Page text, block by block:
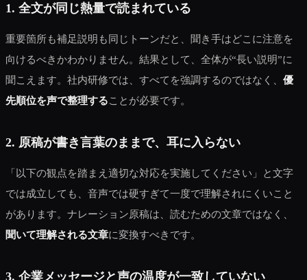
1. 全文が同じ熱量で読まれている
重要箇所も補足説明も同じトーンだと、聞き手はどこに注意を
向けるべきかわかりません。結果として、全体が“長い説明”に
聞こえます。社内研修では、すべてを強調するのではなく、 優
先順位を声で整理することが必要です。
2. 原稿が書き言葉のままで、耳に入らない
「以下の観点を踏まえ適切な対応を実施してください」と文字
では成立しても、音声では硬すぎて一度で理解されにくいこと
があります。ナレーション原稿は、読むための文章ではなく、
聞いて理解される文章に変換すべきです。
3. 企業メッセージと声の温度が一致していない